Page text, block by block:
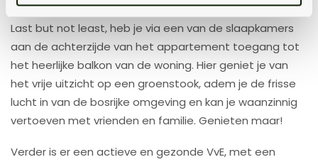
Last but not least, heb je via een van de slaapkamers
aan de achterzijde van het appartement toegang tot
het heerlijke balkon van de woning. Hier geniet je van
het vrije uitzicht op een groenstook, adem je de frisse
lucht in van de bosrijke omgeving en kan je waanzinnig
vertoeven met vrienden en familie. Genieten maar!
Verder is er een actieve en gezonde VvE, met een